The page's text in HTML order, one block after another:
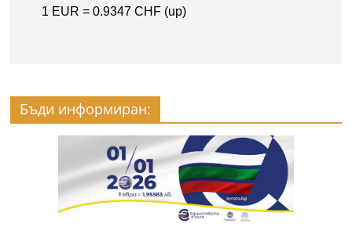
Бъди информиран: